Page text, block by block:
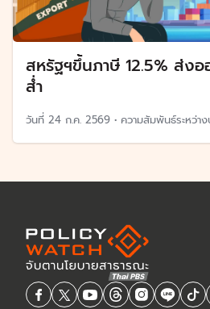
สหรัฐฯขึ้นภาษี 12.5% ส่ง
ส่ำ
วันที่ 24 ก.ค. 2569 • ความสัมพันธ์ระหว่าง